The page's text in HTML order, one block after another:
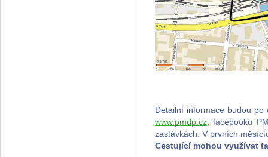
Detailní informace budou
www.pmdp.cz, facebooku
zastávkách. V prvních
Cestující mohou využívat